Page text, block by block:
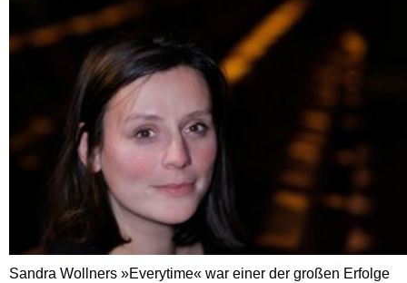
Sandra Wollners »Everytime« war einer der großen Erfolge